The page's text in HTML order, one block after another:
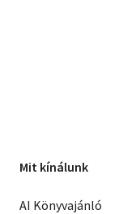
Mit kínálunk
AI Könyvajánló